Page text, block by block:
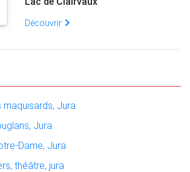
Découvrir